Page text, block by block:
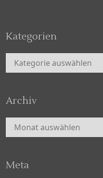
Kategorien
Kategorien
Archiv
Archiv
Meta